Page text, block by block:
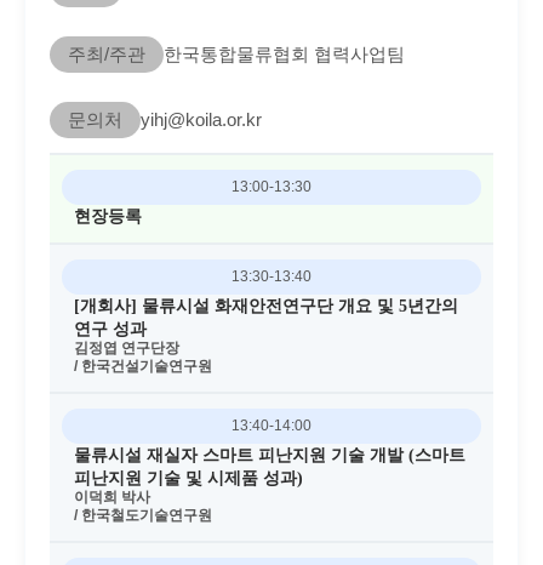
주최/주관 한국통합물류협회 협력사업팀
문의처 yihj@koila.or.kr
13:00-13:30
현장등록
13:30-13:40
[개회사] 물류시설 화재안전연구단 개요 및 5년간의
연구 성과
김정엽 연구단장
/ 한국건설기술연구원
13:40-14:00
물류시설 재실자 스마트 피난지원 기술 개발 (스마트
피난지원 기술 및 시제품 성과)
이덕희 박사
/ 한국철도기술연구원